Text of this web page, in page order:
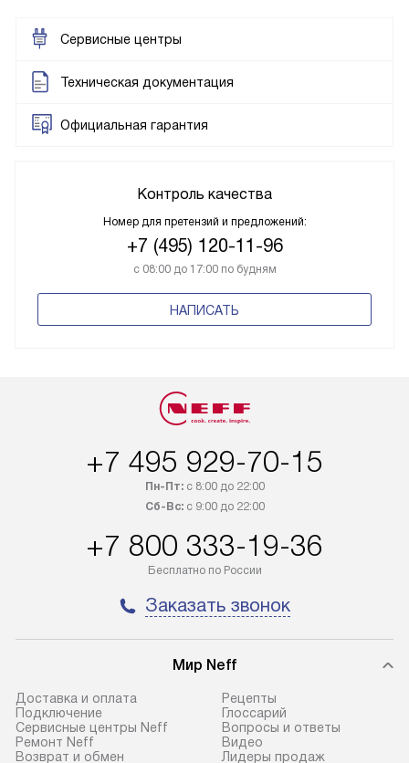
Сервисные центры
Техническая документация
Официальная гарантия
Контроль качества
Номер для претензий и предложений:
+7 (495) 120-11-96
с 08:00 до 17:00 по будням
НАПИСАТЬ
+7 495 929-70-15
Пн-Пт:с 8:00 до 22:00
Сб-Вс:с 9:00 до 22:00
+7 800 333-19-36
Бесплатно по России
Заказать звонок
Мир Neff
Доставка и оплата
Подключение
Сервисные центры Neff
Ремонт Neff
Возврат и обмен
Рецепты
Глоссарий
Вопросы и ответы
Видео
Лидеры продаж